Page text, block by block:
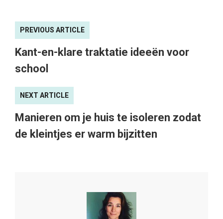
PREVIOUS ARTICLE
Kant-en-klare traktatie ideeën voor
school
NEXT ARTICLE
Manieren om je huis te isoleren zodat
de kleintjes er warm bijzitten